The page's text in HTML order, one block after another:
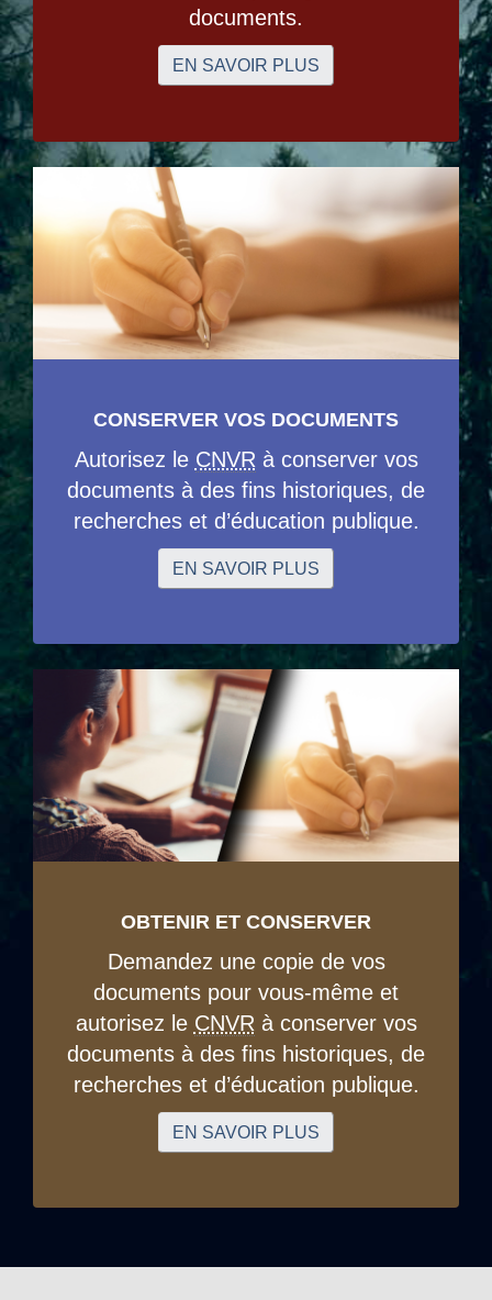
documents.
EN SAVOIR PLUS
CONSERVER VOS DOCUMENTS
Autorisez le CNVR à conserver vos
documents à des fins historiques, de
recherches et d’éducation publique.
EN SAVOIR PLUS
OBTENIR ET CONSERVER
Demandez une copie de vos
documents pour vous-même et
autorisez le CNVR à conserver vos
documents à des fins historiques, de
recherches et d’éducation publique.
EN SAVOIR PLUS